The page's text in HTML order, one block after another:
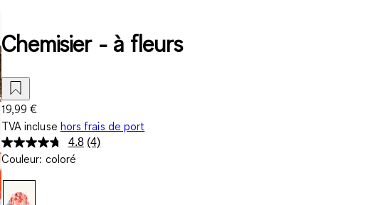
Chemisier - à fleurs
19,99 €
TVA incluse hors frais de port
4.8 Lire
(4)
Couleur: coloré